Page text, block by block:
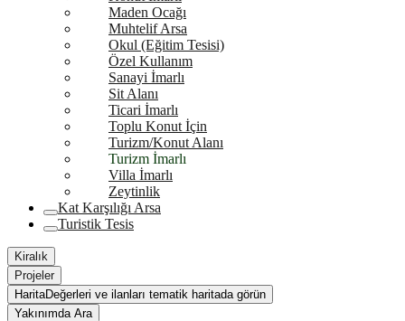
Maden Ocağı
Muhtelif Arsa
Okul (Eğitim Tesisi)
Özel Kullanım
Sanayi İmarlı
Sit Alanı
Ticari İmarlı
Toplu Konut İçin
Turizm/Konut Alanı
Turizm İmarlı
Villa İmarlı
Zeytinlik
Kat Karşılığı Arsa
Turistik Tesis
Kiralık
Projeler
HaritaDeğerleri ve ilanları tematik haritada görün
Yakınımda Ara